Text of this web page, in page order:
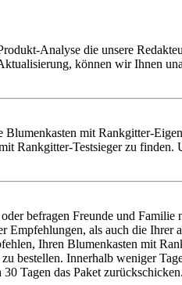
Analyse die unsere
können wir Ihnen
mit Rankgitter-
Rankgitter-Testsieger zu finden.
befragen Freunde und Familie
als auch die Ihrer
Ihren Blumenkasten mit
bestellen. Innerhalb weniger
Tagen das Paket